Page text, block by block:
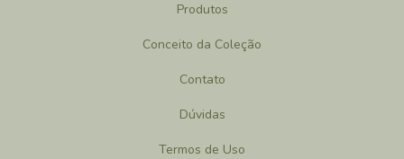
Produtos
Conceito da Coleção
Contato
Dúvidas
Termos de Uso